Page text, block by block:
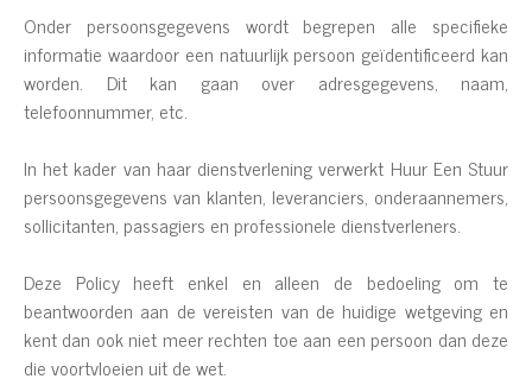
Onder persoonsgegevens wordt begrepen alle specifieke
informatie waardoor een natuurlijk persoon geïdentificeerd kan
worden. Dit kan gaan over adresgegevens, naam,
telefoonnummer, etc.
In het kader van haar dienstverlening verwerkt Huur Een Stuur
persoonsgegevens van klanten, leveranciers, onderaannemers,
sollicitanten, passagiers en professionele dienstverleners.
Deze Policy heeft enkel en alleen de bedoeling om te
beantwoorden aan de vereisten van de huidige wetgeving en
kent dan ook niet meer rechten toe aan een persoon dan deze
die voortvloeien uit de wet.